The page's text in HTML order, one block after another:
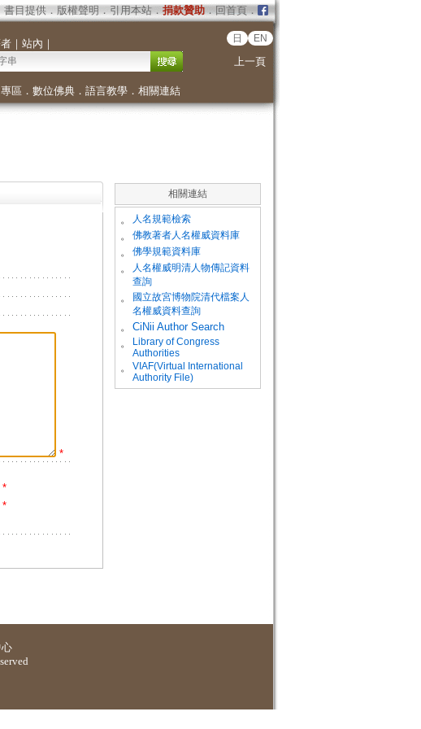
書目提供． 版權聲明 ． 引用本站． 捐款贊助．回首頁．
｜ 站內 ｜ 日 EN
上一頁
區 ． 數位佛典． 語言教學． 相關連結
*
*
*
相關連結
。 人名規範檢索
。 佛教著者人名權威資料庫
。 佛學規範資料庫
。
人名權威明清人物傳記資料
查詢
。
國立故宮博物院清代檔案人
名權威資料查詢
。
CiNii Author Search
。
Library of Congress
Authorities
。
VIAF(Virtual International
Authority File)